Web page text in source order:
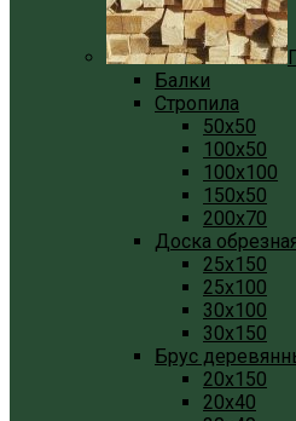
Балки
Стропила
50x50
100x50
100x100
150x50
200x70
Доска
25x150
25x100
30x100
30x150
Брус
20x150
20x40